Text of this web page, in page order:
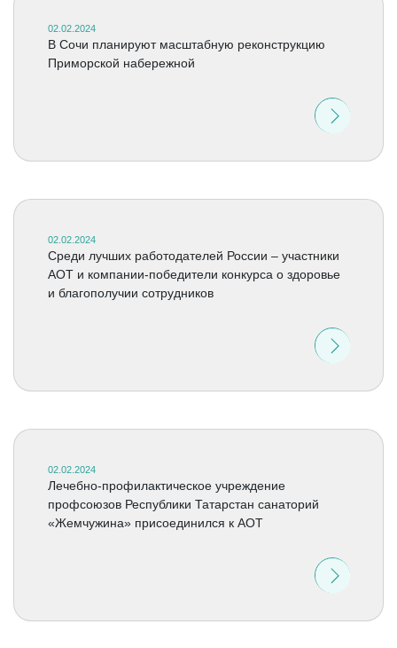
02.02.2024
В Сочи планируют масштабную реконструкцию
Приморской набережной
02.02.2024
Среди лучших работодателей России – участники
АОТ и компании-победители конкурса о здоровье
и благополучии сотрудников
02.02.2024
Лечебно-профилактическое учреждение
профсоюзов Республики Татарстан санаторий
«Жемчужина» присоединился к АОТ